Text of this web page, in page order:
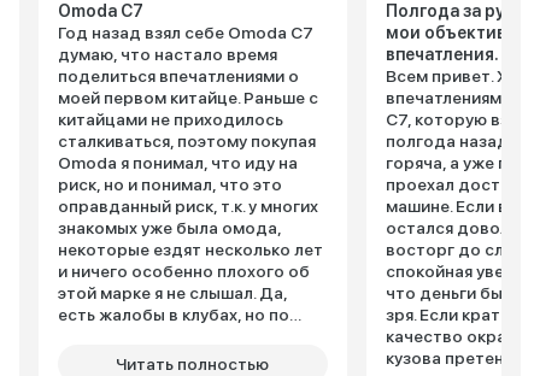
Omoda C7
Год назад взял себе Omoda C7
думаю, что настало время
поделиться впечатлениями о
моей первом китайце. Раньше с
китайцами не приходилось
сталкиваться, поэтому покупая
Omoda я понимал, что иду на
риск, но и понимал, что это
оправданный риск, т.к. у многих
знакомых уже была омода,
некоторые ездят несколько лет
и ничего особенно плохого об
этой марке я не слышал. Да,
есть жалобы в клубах, но по
100 тыщ машин в России уже, а
Читать полностью
Полгода за
мои объективные
впечатления.
Всем привет.
впечатлениями
C7, которую взял
полгода назад.
горяча, а уже
проехал
машине. Если в двух словах - я
остался доволен.
восторг до слез,
спокойная
что деньги были
зря. Если кратко и детально -
качество окраски
кузова претензий